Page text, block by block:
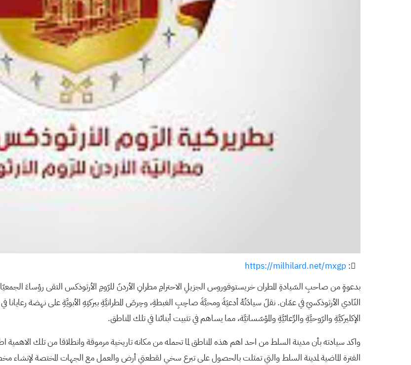
:
https://milhilard.net/mxgp
بدعوةٍ من صاحبِ السّيادةِ المطران خريستوفوروس الجزيلِ الاحترامِ مطرانِ الأردنّ للرّومِ الأرثوذكس التقى رؤساءَ
النّادي الأرثوذكسيّ في عمّان. نقلَ سيادَتُهُ أدعيَةَ ومحبَّةَ صاحِبِ الغبطةِ، وحِرصَ المطرانيَّةِ ببركتِهِ الأبويَّةِ على نهضة رعايانا
الإكليركيَّةِ والرّوحيَّةِ والرِّعائيَّةِ والمؤسّساتيَّة، مما يساهم في تثبيت أبنائنا في تلك المناطق.
واكد سيادته بأن مدينة السلط من احد اهم هذه المناطق لما تحمله من مكانه تاريخية مرموقة وانطلاقا من تلك
الفترة الماضية لمدينة السلط والتي تمثلت بالحصول على تبرع سخي لقطعتي أرض والعمل مع الجهات المختصة لإنشاء